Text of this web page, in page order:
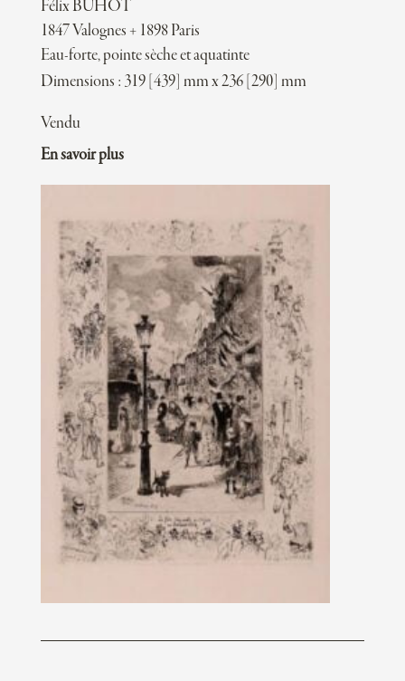
Félix BUHOT
1847 Valognes + 1898 Paris
Eau-forte, pointe sèche et aquatinte
Dimensions : 319 [439] mm x 236 [290] mm
Vendu
En savoir plus